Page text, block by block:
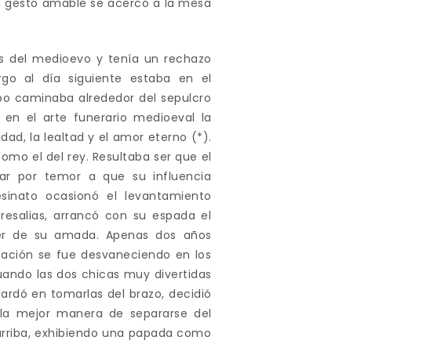
amable se acercó a la mesa
del medioevo y tenía un rechazo
al día siguiente estaba en el
caminaba alrededor del sepulcro
el arte funerario medioeval la
la lealtad y el amor eterno (*).
el del rey. Resultaba ser que el
por temor a que su influencia
ocasionó el levantamiento
arrancó con su espada el
de su amada. Apenas dos años
se fue desvaneciendo en los
las dos chicas muy divertidas
en tomarlas del brazo, decidió
mejor manera de separarse del
exhibiendo una papada como